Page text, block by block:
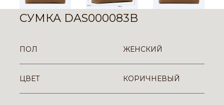
СУМКА DAS000083B
ПОЛ ЖЕНСКИЙ
ЦВЕТ КОРИЧНЕВЫЙ